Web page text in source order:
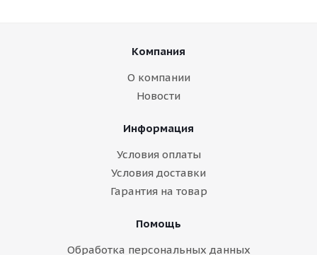
Компания
О компании
Новости
Информация
Условия оплаты
Условия доставки
Гарантия на товар
Помощь
Обработка персональных данных